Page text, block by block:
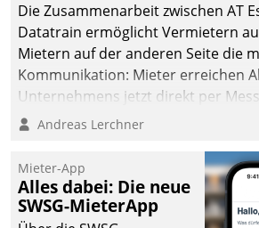
Die Zusammenarbeit zwischen AT
Datatrain ermöglicht Vermietern
Mietern auf der anderen Seite die
Kommunikation: Mieter erreichen
Unternehmens jetzt direkt per
Mitarbeiter oder Dienstleister
Andreas Lerchner
Mieter-App
Alles dabei: Die neue
SWSG-MieterApp